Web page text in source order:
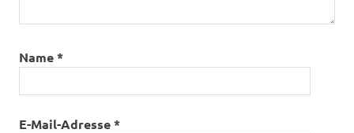
Name*
E-Mail-Adresse*